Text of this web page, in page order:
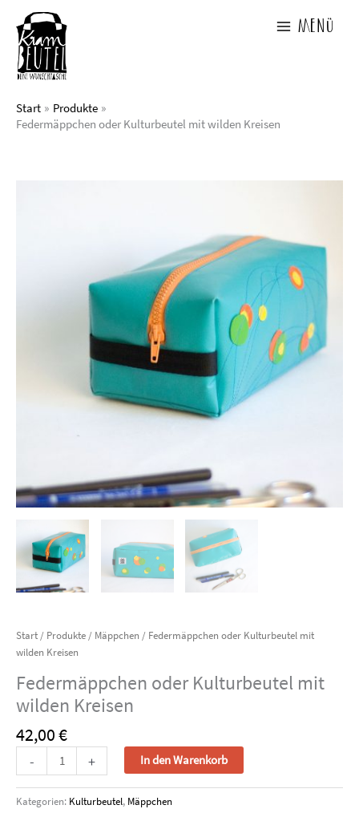
Inhalt
springen
Menü
Start
Produkte
Federmäppchen oder Kulturbeutel mit wilden Kreisen
Start/ Produkte/ Mäppchen / Federmäppchen oder Kulturbeutel mit
wilden Kreisen
Federmäppchen oder Kulturbeutel mit
wilden Kreisen
42,00€
-
Federmäppchen
Kulturbeutel
mit
+ In den Warenkorb
Kategorien: Kulturbeutel, Mäppchen